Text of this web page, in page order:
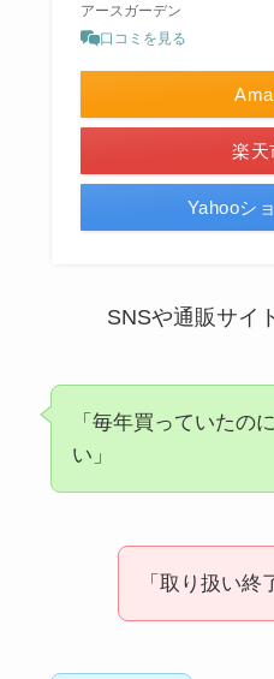
アースガーデン
口コミを見る
楽天
Yahooシ
SNSや通販サイ
「毎年買っていたの
い」
「取り扱い終